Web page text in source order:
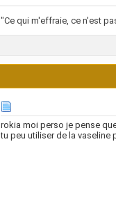
"Ce qui m'effraie, ce n'est
rokia moi perso je pense
tu peu utiliser de la vaseline